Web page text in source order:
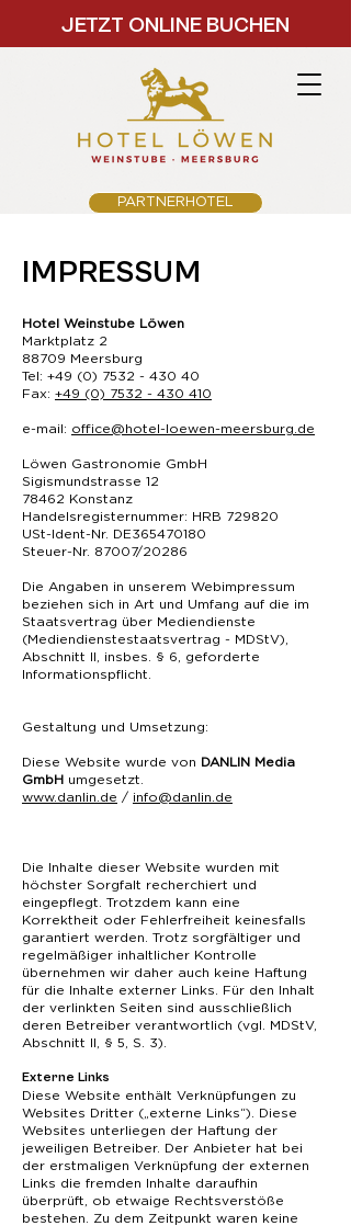
JETZT ONLINE BUCHEN
PARTNERHOTEL
IMPRESSUM
Hotel Weinstube Löwen
Marktplatz 2
88709 Meersburg
Tel: +49 (0) 7532 - 430 40
Fax: +49 (0) 7532 - 430 410
e-mail: office@hotel-loewen-meersburg.de
Löwen Gastronomie GmbH
Sigismundstrasse 12
78462 Konstanz
Handelsregisternummer: HRB 729820
USt-Ident-Nr. DE365470180
Steuer-Nr. 87007/20286
Die Angaben in unserem Webimpressum
beziehen sich in Art und Umfang auf die im
Staatsvertrag über Mediendienste
(Mediendienstestaatsvertrag - MDStV),
Abschnitt II, insbes. § 6, geforderte
Informationspflicht.
Gestaltung und Umsetzung:
Diese Website wurde von DANLIN Media
GmbH umgesetzt.
www.danlin.de / info@danlin.de
​Die Inhalte dieser Website wurden mit
höchster Sorgfalt recherchiert und
eingepflegt. Trotzdem kann eine
Korrektheit oder Fehlerfreiheit keinesfalls
garantiert werden. Trotz sorgfältiger und
regelmäßiger inhaltlicher Kontrolle
übernehmen wir daher auch keine Haftung
für die Inhalte externer Links. Für den Inhalt
der verlinkten Seiten sind ausschließlich
deren Betreiber verantwortlich (vgl. MDStV,
Abschnitt II, § 5, S. 3).
Externe Links
Diese Website enthält Verknüpfungen zu
Websites Dritter („externe Links“). Diese
Websites unterliegen der Haftung der
jeweiligen Betreiber. Der Anbieter hat bei
der erstmaligen Verknüpfung der externen
Links die fremden Inhalte daraufhin
überprüft, ob etwaige Rechtsverstöße
bestehen. Zu dem Zeitpunkt waren keine